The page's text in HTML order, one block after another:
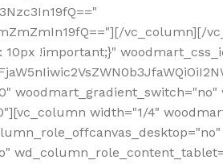
vc_column][/
!important;}"
width="1/4"